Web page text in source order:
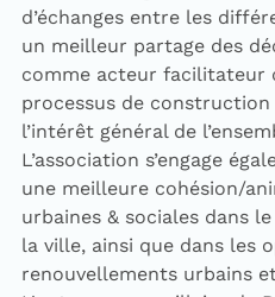
d’échanges entre les
un meilleur partage des
comme acteur facilitateur
processus de
l’intérêt général de
L’association s’engage
une meilleure cohésion/
urbaines & sociales dans
la ville, ainsi que dans les
renouvellements urbains